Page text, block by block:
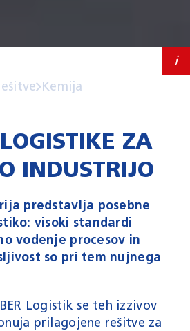
i
Kemija
ZA
INDUSTRIJO
predstavlja posebne
visoki standardi
vodenje procesov in
so pri tem nujnega
Logistik se teh izzivov
prilagojene rešitve za